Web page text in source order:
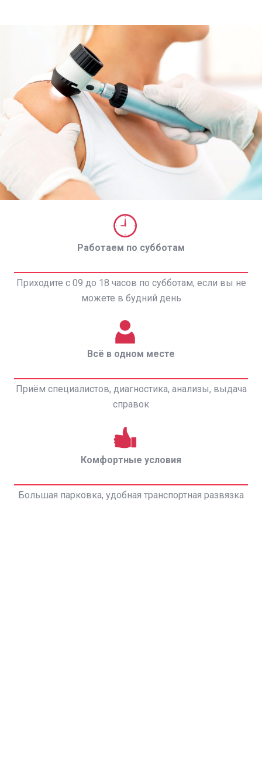
Работаем по субботам
Приходите с 09 до 18 часов по субботам, если вы не
можете в будний день
Всё в одном месте
Приём специалистов, диагностика, анализы, выдача
справок
Комфортные условия
Большая парковка, удобная транспортная развязка